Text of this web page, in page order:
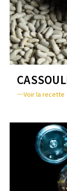
Voir la recette